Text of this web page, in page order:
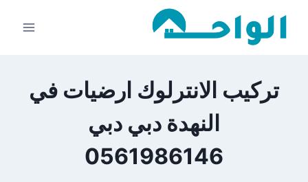
تركيب الانترلوك ارضيات في
النهدة دبي دبي
0561986146